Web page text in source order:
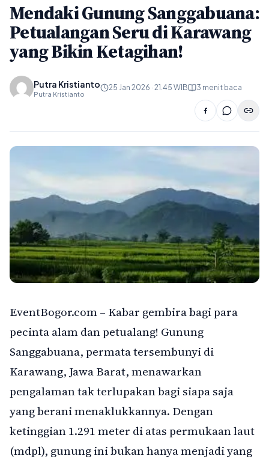
Mendaki Gunung Sanggabuana:
Petualangan Seru di Karawang
yang Bikin Ketagihan!
Putra Kristianto
Putra Kristianto
25 Jan 2026 · 21.45 WIB 3 menit baca
EventBogor.com – Kabar gembira bagi para
pecinta alam dan petualang! Gunung
Sanggabuana, permata tersembunyi di
Karawang, Jawa Barat, menawarkan
pengalaman tak terlupakan bagi siapa saja
yang berani menaklukkannya. Dengan
ketinggian 1.291 meter di atas permukaan laut
(mdpl), gunung ini bukan hanya menjadi yang